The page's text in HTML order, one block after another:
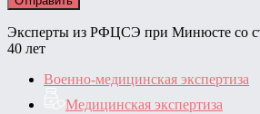
Эксперты из РФЦСЭ при Минюсте со
40 лет
Военно-медицинская экспертиза
Медицинская экспертиза